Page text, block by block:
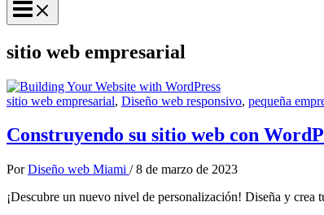
sitio web empresarial
sitio web empresarial, Diseño web responsivo, pequeña
Construyendo su sitio web con
PorDiseño web Miami /8 de marzo de 2023
¡Descubre un nuevo nivel de personalización! Diseña y